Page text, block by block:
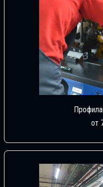
от